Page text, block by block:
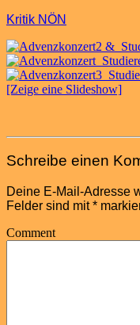
Kritik NÖN
[Zeige eine Slideshow]
Schreibe einen
Deine E-Mail-Adresse
Felder sind mit*
Comment